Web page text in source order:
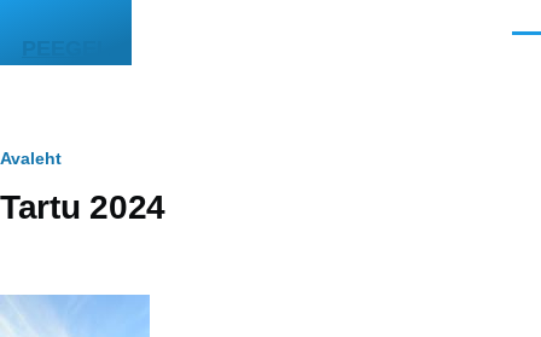
PEEGEL
Leivapuru
Avaleht
Tartu 2024